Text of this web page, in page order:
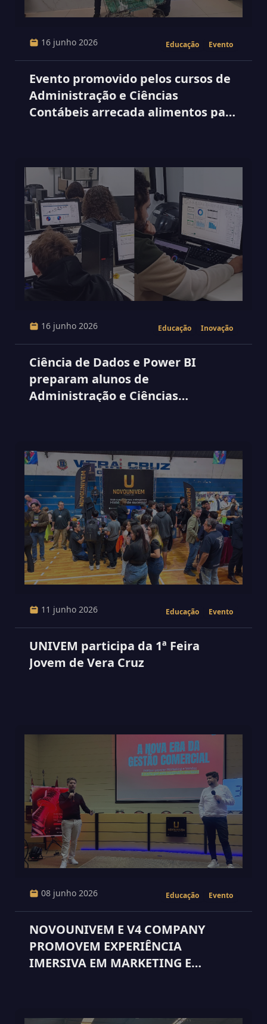
16 junho 2026 Educação Evento
Evento promovido pelos cursos de
Administração e Ciências
Contábeis arrecada alimentos para
16 junho 2026 Educação Inovação
Ciência de Dados e Power BI
preparam alunos de
Administração e Ciências
11 junho 2026 Educação Evento
UNIVEM participa da 1ª Feira
Jovem de Vera Cruz
08 junho 2026 Educação Evento
NOVOUNIVEM E V4 COMPANY
PROMOVEM EXPERIÊNCIA
IMERSIVA EM MARKETING E